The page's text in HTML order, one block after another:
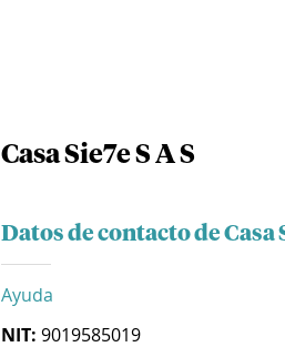
Casa Sie7e S A S
Datos de contacto de Casa
Ayuda
NIT: 9019585019